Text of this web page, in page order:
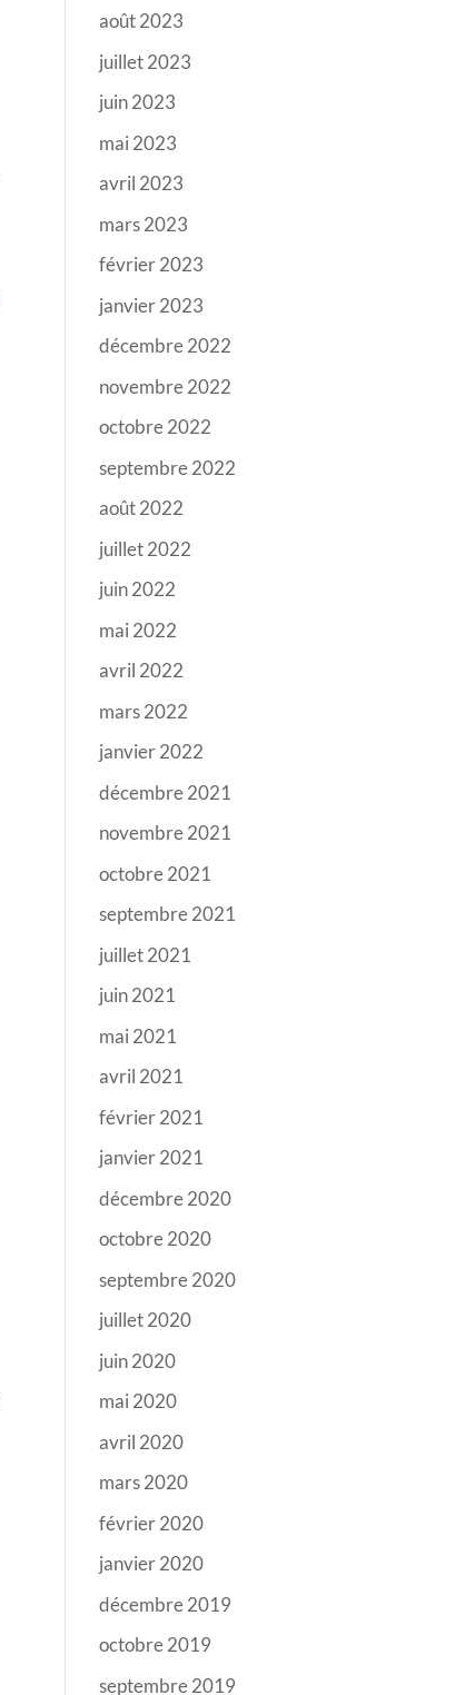
août 2023
juillet 2023
juin 2023
mai 2023
avril 2023
mars 2023
février 2023
janvier 2023
décembre 2022
novembre 2022
octobre 2022
septembre 2022
août 2022
juillet 2022
juin 2022
mai 2022
avril 2022
mars 2022
janvier 2022
décembre 2021
novembre 2021
octobre 2021
septembre 2021
juillet 2021
juin 2021
mai 2021
avril 2021
février 2021
janvier 2021
décembre 2020
octobre 2020
septembre 2020
juillet 2020
juin 2020
mai 2020
avril 2020
mars 2020
février 2020
janvier 2020
décembre 2019
octobre 2019
septembre 2019